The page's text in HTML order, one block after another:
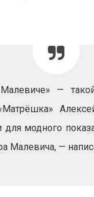
— такой
для модного
Малевича, —